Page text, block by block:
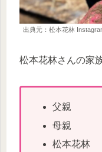
出典元：松本花林
松本花林さんの家
父親
母親
松本花林